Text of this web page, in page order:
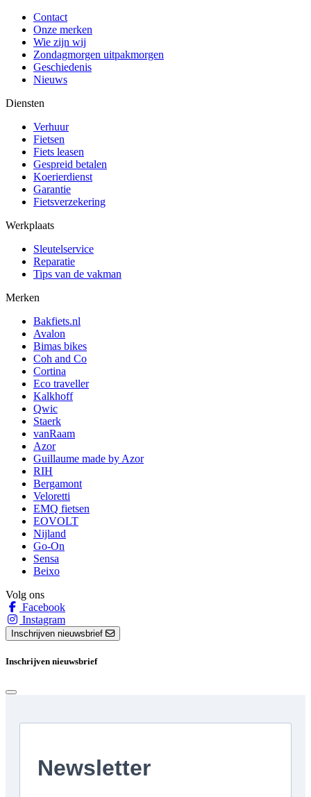
Contact
Onze merken
Wie zijn wij
Zondagmorgen uitpakmorgen
Geschiedenis
Nieuws
Diensten
Verhuur
Fietsen
Fiets leasen
Gespreid betalen
Koerierdienst
Garantie
Fietsverzekering
Werkplaats
Sleutelservice
Reparatie
Tips van de vakman
Merken
Bakfiets.nl
Avalon
Bimas bikes
Coh and Co
Cortina
Eco traveller
Kalkhoff
Qwic
Staerk
vanRaam
Azor
Guillaume made by Azor
RIH
Bergamont
Veloretti
EMQ fietsen
EOVOLT
Nijland
Go-On
Sensa
Beixo
Volg ons
Facebook
Instagram
Inschrijven nieuwsbrief
Inschrijven nieuwsbrief